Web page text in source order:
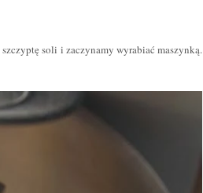
soli i zaczynamy wyrabiać maszynką.